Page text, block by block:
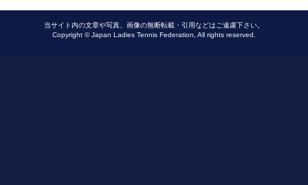
当サイト内の文章や写真、画像の無断転載・引用などはご遠慮下さい。
Copyright © Japan Ladies Tennis Federation, All rights reserved.